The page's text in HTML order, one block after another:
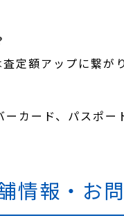
定額アップに繋がり
カード、パスポー
情報・お